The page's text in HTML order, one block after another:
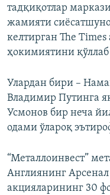
тадқиқотлар
жамияти
келтирган The
ҳокимиятини
Улардан бири –
Владимир Путинга
Усмонов бир неча
одами ўлароқ
“Металлоинвест”
Англиянинг
акцияларининг 30